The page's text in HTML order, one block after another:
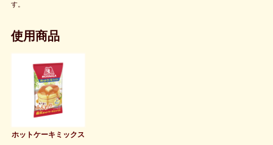
す。
使用商品
ホットケーキミックス